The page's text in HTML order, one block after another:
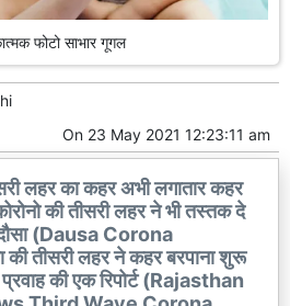
फोटो साभार गूगल
On 23 May 2021 12:23:11 am
लहर का कहर अभी लगातार कहर
की तीसरी लहर ने भी तस्तक दे
(Dausa Corona
तीसरी लहर ने कहर बरपाना शुरू
की एक रिपोर्ट (Rajasthan